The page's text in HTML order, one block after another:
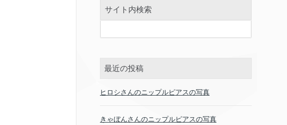
サイト内検索
最近の投稿
ヒロシさんのニップルピアスの写真
きゃぼんさんのニップルピアスの写真